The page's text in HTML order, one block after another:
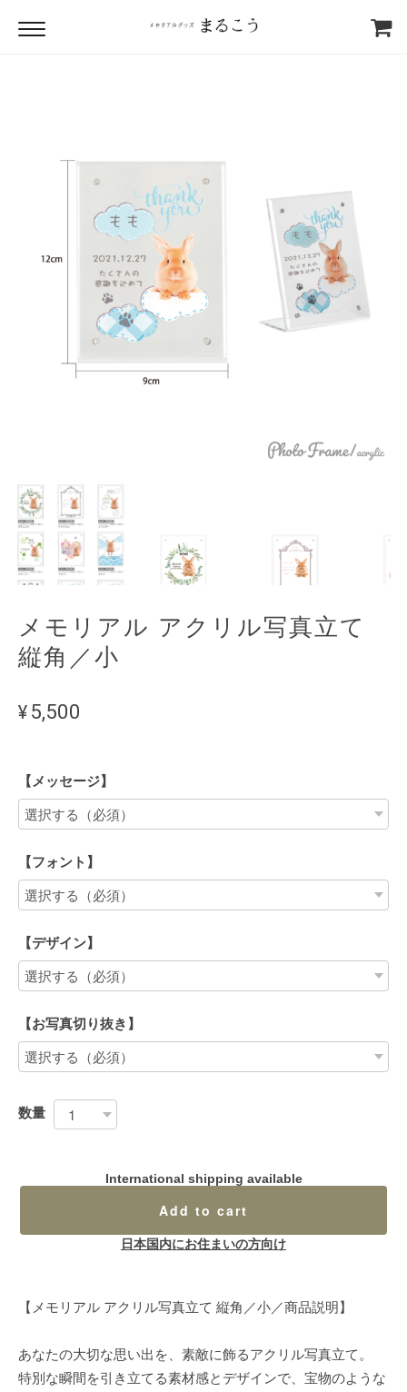
メモリアル アクリル写真立て
縦角／小
¥5,500
【メッセージ】
【フォント】
【デザイン】
【お写真切り抜き】
数量
International shipping available
Add to cart
日本国内にお住まいの方向け
【メモリアル アクリル写真立て 縦角／小／商品説明】
あなたの大切な思い出を、素敵に飾るアクリル写真立て。
特別な瞬間を引き立てる素材感とデザインで、宝物のような